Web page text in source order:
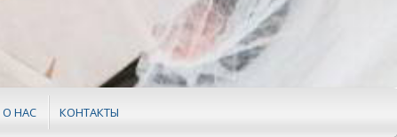
О НАС КОНТАКТЫ